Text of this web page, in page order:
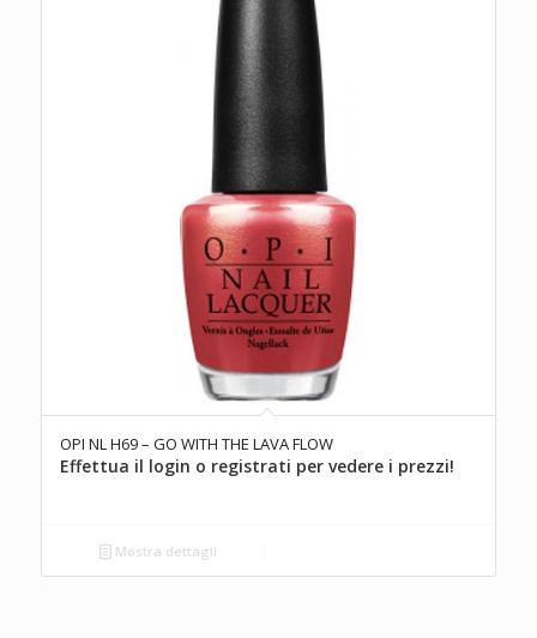
OPI NL H69 – GO WITH THE LAVA FLOW
Effettua il login o registrati per vedere i prezzi!
Mostra dettagli